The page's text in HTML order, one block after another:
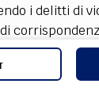
i delitti di
di